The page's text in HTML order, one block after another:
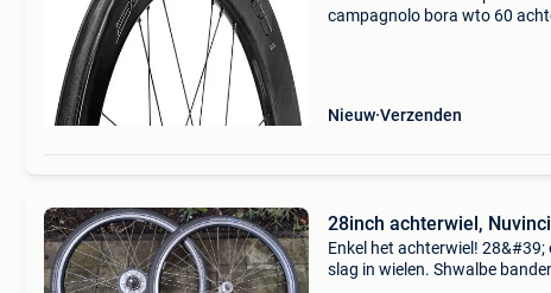
campagnolo bora wto 60
Nieuw Verzenden
28inch achterwiel,
Enkel het achterwiel! 28&#39;
slag in wielen. Shwalbe